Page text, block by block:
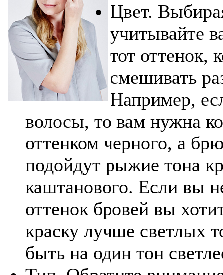
Цвет.
учитывайте
тот оттенок,
смешивать
Например,
волосы, то вам нужна
оттенком черного, а
подойдут рыжие тона
каштанового. Если вы
оттенок бровей вы
краску лучше светлых
быть на один тон